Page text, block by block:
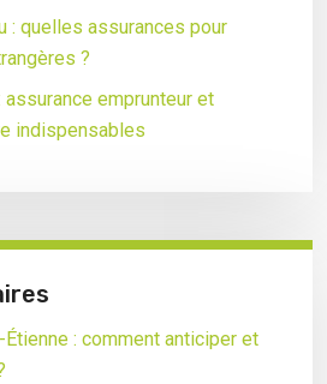
: quelles assurances pour
?
assurance emprunteur et
indispensables
Étienne : comment anticiper et